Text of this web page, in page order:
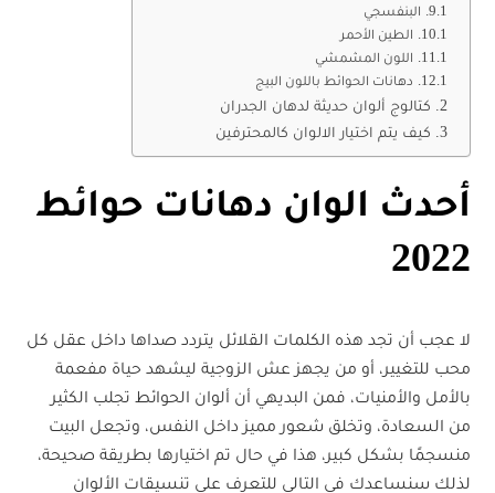
البنفسجي
الطين الأحمر
اللون المشمشي
دهانات الحوائط باللون البيج
كتالوج ألوان حديثة لدهان الجدران
كيف يتم اختيار الالوان كالمحترفين
أحدث الوان دهانات حوائط
2022
لا عجب أن تجد هذه الكلمات القلائل يتردد صداها داخل عقل كل
محب للتغيير، أو من يجهز عش الزوجية ليشهد حياة مفعمة
بالأمل والأمنيات، فمن البديهي أن ألوان الحوائط تجلب الكثير
من السعادة، وتخلق شعور مميز داخل النفس، وتجعل البيت
منسجمًا بشكل كبير، هذا في حال تم اختيارها بطريقة صحيحة،
لذلك سنساعدك في التالي للتعرف على تنسيقات الألوان